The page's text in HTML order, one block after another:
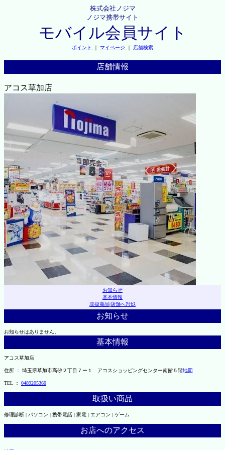
株式会社ノジマ
ノジマ携帯サイト
モバイル会員サイト
ポイント ｜ マイページ ｜ 店舗検索
店舗情報
アコス草加店
お知らせ
基本情報
取扱商品|店舗へｱｸｾｽ
お知らせ
お知らせはありません。
基本情報
アコス草加店
住所 ： 埼玉県草加市高砂２丁目７ー１ アコスショッピングセンター南館５階地図
TEL ： 0489205360
取扱い商品
修理診断 | パソコン | 携帯電話 | 家電 | エアコン | ゲーム
お店へのアクセス